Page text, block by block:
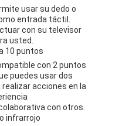
usar su dedo o
entrada táctil.
con su televisor
usted.
10 puntos
con 2 puntos
puedes usar dos
acciones en la
con otros.
infrarrojo